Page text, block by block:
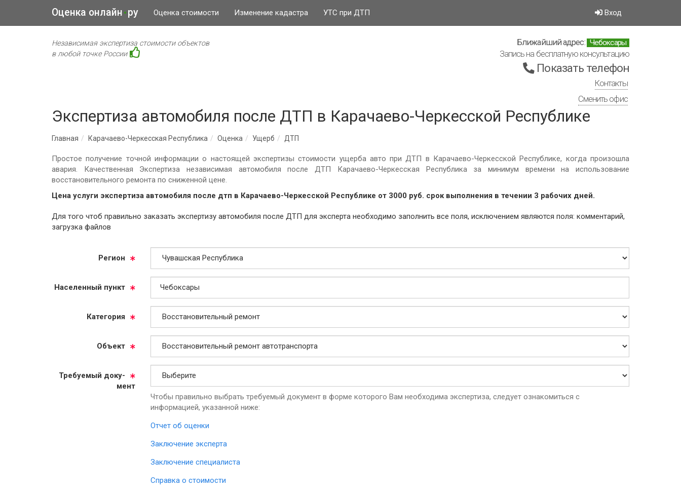
Оценка онлайн • ру Оценка стоимости Изменение кадастра УТС при ДТП Вход
Независимая экспертиза стоимости объектов
в любой точке России
Ближайший адрес: Чебоксары
Запись на бесплатную консультацию
Показать телефон
Контакты
Сменить офис
Экспертиза автомобиля после ДТП в Карачаево-Черкесской Республике
Главная Карачаево-Черкесская Республика Оценка Ущерб ДТП
Простое получение точной информации о настоящей экспертизы стоимости ущерба авто при ДТП в Карачаево-Черкесской Республике, когда произошла
авария. Качественная Экспертиза независимая автомобиля после ДТП Карачаево-Черкесская Республика за минимум времени на использование
восстановительного ремонта по сниженной цене.
Цена услуги экспертиза автомобиля после дтп в Карачаево-Черкесской Республике от 3000 руб. cрок выполнения в течении 3 рабочих дней.
Для того чтоб правильно заказать экспертизу автомобиля после ДТП для эксперта необходимо заполнить все поля, исключением являются поля: комментарий,
загрузка файлов
Ре­ги­он
На­се­лен­ный пункт
Ка­те­го­рия
Объ­ект
Тре­бу­емый до­ку­
мент
Чтобы правильно выбрать требуемый документ в форме которого Вам необходима экспертиза, следует ознакомиться с
информацией, указанной ниже:
Отчет об оценки
Заключение эксперта
Заключение специалиста
Справка о стоимости